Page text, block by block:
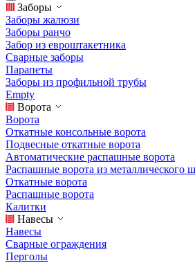
Заборы
Заборы жалюзи
Заборы ранчо
Забор из евроштакетника
Сварные заборы
Парапеты
Заборы из профильной трубы
Empty
Ворота
Ворота
Откатные консольные ворота
Подвесные откатные ворота
Автоматические распашные ворота
Распашные ворота из металлического
Откатные ворота
Распашные ворота
Калитки
Навесы
Навесы
Сварные ограждения
Перголы